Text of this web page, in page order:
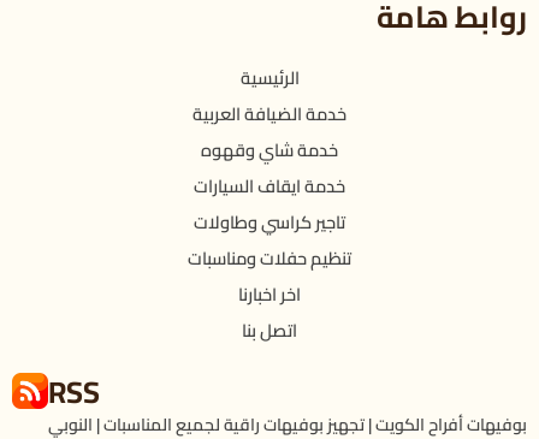
روابط هامة
الرئيسية
خدمة الضيافة العربية
خدمة شاي وقهوه
خدمة ايقاف السيارات
تاجير كراسي وطاولات
تنظيم حفلات ومناسبات
اخر اخبارنا
اتصل بنا
RSS
بوفيهات أفراح الكويت | تجهيز بوفيهات راقية لجميع المناسبات | النوبي